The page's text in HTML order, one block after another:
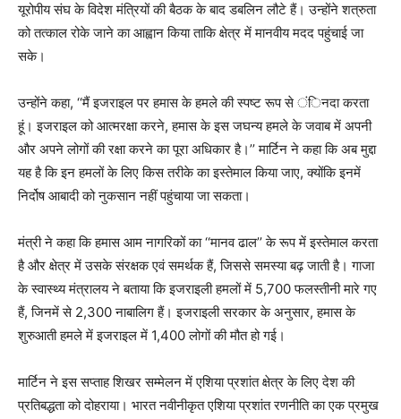
यूरोपीय संघ के विदेश मंत्रियों की बैठक के बाद डबलिन लौटे हैं। उन्होंने शत्रुता
को तत्काल रोके जाने का आह्वान किया ताकि क्षेत्र में मानवीय मदद पहुंचाई जा
सके।
उन्होंने कहा, ‘‘मैं इजराइल पर हमास के हमले की स्पष्ट रूप से ंिनदा करता
हूं। इजराइल को आत्मरक्षा करने, हमास के इस जघन्य हमले के जवाब में अपनी
और अपने लोगों की रक्षा करने का पूरा अधिकार है।’’ मार्टिन ने कहा कि अब मुद्दा
यह है कि इन हमलों के लिए किस तरीके का इस्तेमाल किया जाए, क्योंकि इनमें
निर्दोष आबादी को नुकसान नहीं पहुंचाया जा सकता।
मंत्री ने कहा कि हमास आम नागरिकों का ‘‘मानव ढाल’’ के रूप में इस्तेमाल करता
है और क्षेत्र में उसके संरक्षक एवं समर्थक हैं, जिससे समस्या बढ़ जाती है। गाजा
के स्वास्थ्य मंत्रालय ने बताया कि इजराइली हमलों में 5,700 फलस्तीनी मारे गए
हैं, जिनमें से 2,300 नाबालिग हैं। इजराइली सरकार के अनुसार, हमास के
शुरुआती हमले में इजराइल में 1,400 लोगों की मौत हो गई।
मार्टिन ने इस सप्ताह शिखर सम्मेलन में एशिया प्रशांत क्षेत्र के लिए देश की
प्रतिबद्धता को दोहराया। भारत नवीनीकृत एशिया प्रशांत रणनीति का एक प्रमुख